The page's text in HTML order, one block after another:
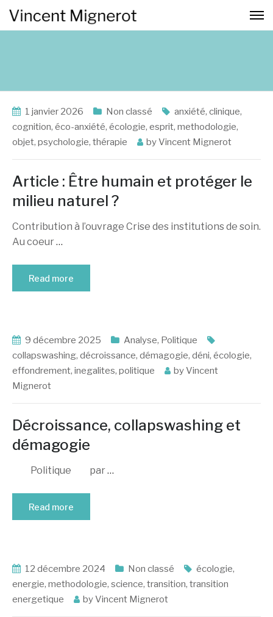
1 janvier 2026 Non classé anxiété, clinique,
cognition, éco-anxiété, écologie, esprit, methodologie,
objet, psychologie, thérapie byVincent Mignerot
Article : Être humain et protéger le
milieu naturel ?
Contribution à l’ouvrage Crise des institutions de soin.
Au coeur…
Read more
9 décembre 2025 Analyse, Politique
collapswashing, décroissance, démagogie, déni, écologie,
effondrement, inegalites, politique byVincent
Mignerot
Décroissance, collapswashing et
démagogie
Politique par…
Read more
12 décembre 2024 Non classé écologie,
energie, methodologie, science, transition, transition
energetique
byVincent Mignerot